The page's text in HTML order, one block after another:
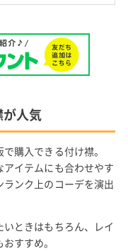
人気
購入できる付け襟。
イテムにも合わせやす
ンク上のコーデを演出
ときはもちろん、レイ
すすめ。